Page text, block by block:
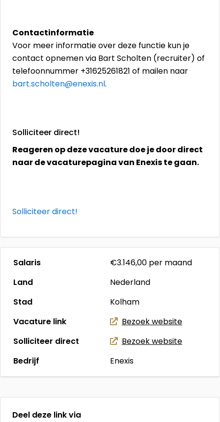
Contactinformatie
Voor meer informatie over deze functie kun je
contact opnemen via Bart Scholten (recruiter) of
telefoonnummer +31625261821 of mailen naar
bart.scholten@enexis.nl.
Solliciteer direct!
Reageren op deze vacature doe je door direct
naar de vacaturepagina van Enexis te gaan.
Solliciteer direct!
Salaris €3.146,00 per maand
Land
Nederland
Stad
Kolham
Vacature link
Bezoek website
Solliciteer direct
Bezoek website
Bedrijf
Enexis
Deel deze link via